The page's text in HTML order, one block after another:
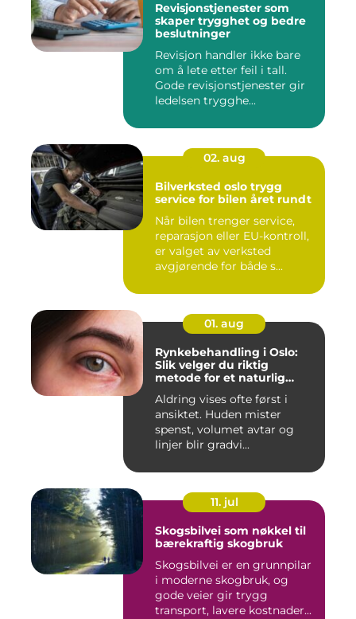
Revisjonstjenester som
skaper trygghet og bedre
beslutninger
Revisjon handler ikke bare
om å lete etter feil i tall.
Gode revisjonstjenester gir
ledelsen trygghe...
02. aug
Bilverksted oslo trygg
service for bilen året rundt
Når bilen trenger service,
reparasjon eller EU-kontroll,
er valget av verksted
avgjørende for både s...
01. aug
Rynkebehandling i Oslo:
Slik velger du riktig
metode for et naturlig
Aldring vises ofte først i
ansiktet. Huden mister
spenst, volumet avtar og
linjer blir gradvi...
11. jul
Skogsbilvei som nøkkel til
bærekraftig skogbruk
Skogsbilvei er en grunnpilar
i moderne skogbruk, og
gode veier gir trygg
transport, lavere kostnader...